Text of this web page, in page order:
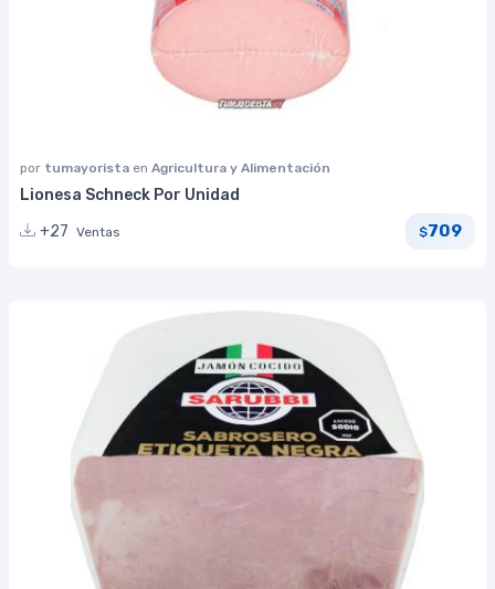
por tumayorista en Agricultura y Alimentación
Lionesa Schneck Por Unidad
+27 Ventas $709